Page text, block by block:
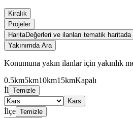
Kiralık
Projeler
HaritaDeğerleri ve ilanları tematik haritada
Yakınımda Ara
Konumuna yakın ilanlar için yakınlık
0.5km5km10km15kmKapalı
İl Temizle
Kars
İlçe Temizle